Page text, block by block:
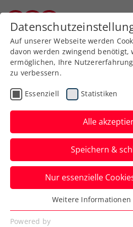
Zurück zur Newsübersicht
Turniere
ÖTV-
2024
Raiffeisen
Bis 6. August, 20:00 Uhr,
fürs Jugendtennis-
und Bramberg anmelden.
Auf unserer Webseite werden
davon werden zwingend benötigt,
ermöglichen, Ihre
zu verbessern.
Essenziell Statistiken
Alle
Speichern &
Nur essenzielle
Essenziell
Essenzielle Cookies werden für
Weitere
Powered by